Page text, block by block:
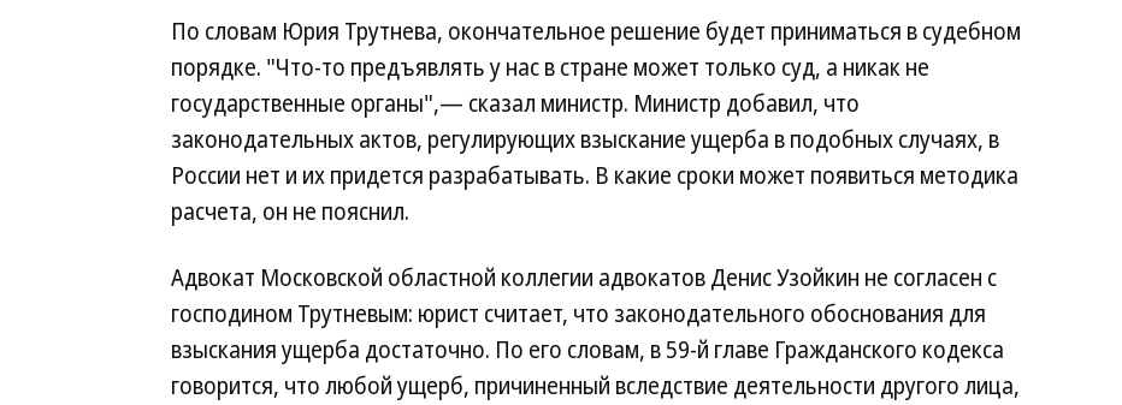
По словам Юрия Трутнева, окончательное решение будет приниматься в судебном
порядке. "Что-то предъявлять у нас в стране может только суд, а никак не
государственные органы",— сказал министр. Министр добавил, что
законодательных актов, регулирующих взыскание ущерба в подобных случаях, в
России нет и их придется разрабатывать. В какие сроки может появиться методика
расчета, он не пояснил.
Адвокат Московской областной коллегии адвокатов Денис Узойкин не согласен с
господином Трутневым: юрист считает, что законодательного обоснования для
взыскания ущерба достаточно. По его словам, в 59-й главе Гражданского кодекса
говорится, что любой ущерб, причиненный вследствие деятельности другого лица,